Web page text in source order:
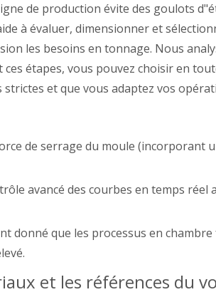
de production évite des goulots
à évaluer, dimensionner et
les besoins en tonnage. Nous
étapes, vous pouvez choisir en
et que vous adaptez vos
de serrage du moule (incorporant
avancé des courbes en temps
donné que les processus en
et les références du